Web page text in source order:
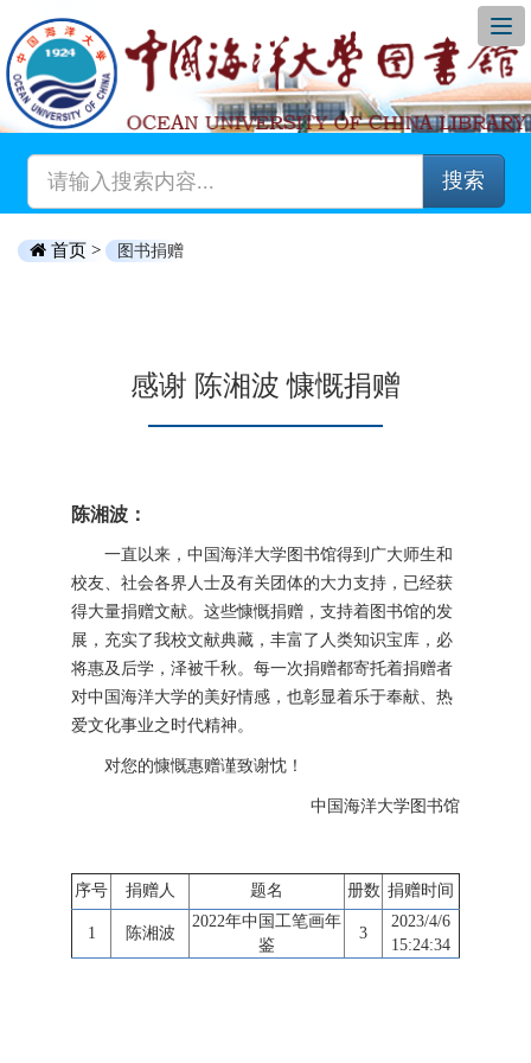
搜索
首页 > 图书捐赠
感谢 陈湘波 慷慨捐赠
陈湘波：
一直以来，中国海洋大学图书馆得到广大师生和
校友、社会各界人士及有关团体的大力支持，已经获
得大量捐赠文献。这些慷慨捐赠，支持着图书馆的发
展，充实了我校文献典藏，丰富了人类知识宝库，必
将惠及后学，泽被千秋。每一次捐赠都寄托着捐赠者
对中国海洋大学的美好情感，也彰显着乐于奉献、热
爱文化事业之时代精神。
对您的慷慨惠赠谨致谢忱！
中国海洋大学图书馆
序号 捐赠人 题名 册数 捐赠时间
1 陈湘波
2022年中国工笔画年
鉴
3
2023/4/6
15:24:34